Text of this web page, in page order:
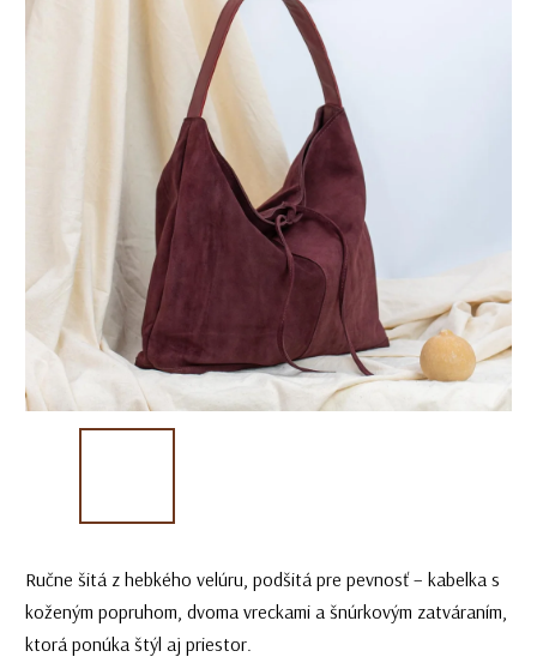
Ručne šitá z hebkého velúru, podšitá pre pevnosť – kabelka s
koženým popruhom, dvoma vreckami a šnúrkovým zatváraním,
ktorá ponúka štýl aj priestor.